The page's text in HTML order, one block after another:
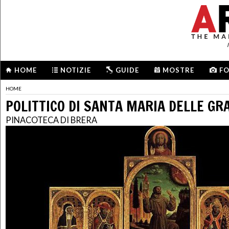
HOME NOTIZIE GUIDE MOSTRE
HOME
POLITTICO DI SANTA MARIA DELLE
PINACOTECA DI BRERA